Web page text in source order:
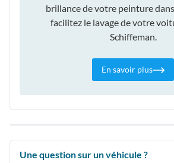
brillance de votre peinture
facilitez le lavage de votre
Schiffeman.
En savoir plus
Une question sur un véhicule ?